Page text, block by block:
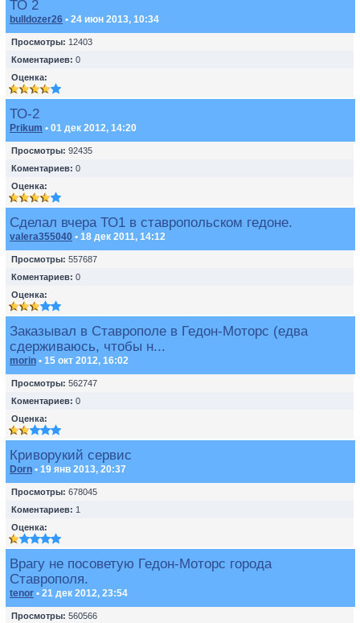
ТО 2
bulldozer26 • 24 июн 2013, 10:34
Просмотры: 12403
Коментариев: 0
Оценка:
ТО-2
Prikum • 01 дек 2012, 14:20
Просмотры: 92435
Коментариев: 0
Оценка:
Сделал вчера ТО1 в ставропольском гедоне.
valera355040 • 18 дек 2011, 14:12
Просмотры: 557687
Коментариев: 0
Оценка:
Заказывал в Ставрополе в Гедон-Моторс (едва
сдерживаюсь, чтобы н...
morin • 15 окт 2012, 16:02
Просмотры: 562747
Коментариев: 0
Оценка:
Криворукий сервис
Dorn • 19 янв 2013, 20:37
Просмотры: 678045
Коментариев: 1
Оценка:
Врагу не посоветую Гедон-Моторс города
Ставрополя.
tenor • 21 дек 2012, 23:54
Просмотры: 560566